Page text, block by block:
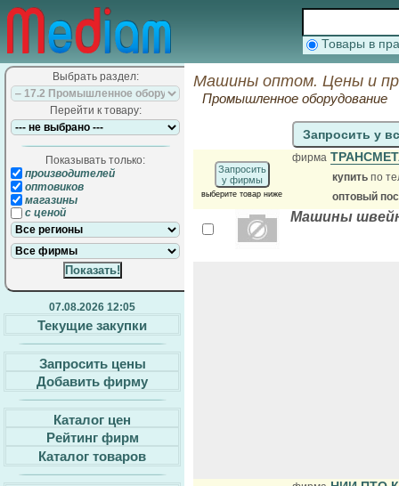
Товары в
Выбрать раздел:
Перейти к товару:
Показывать только:
производителей
оптовиков
магазины
с ценой
07.08.2026 12:05
Текущие закупки
Запросить цены
Добавить фирму
Каталог цен
Рейтинг фирм
Каталог товаров
Машины оптом. Цены и
Промышленное оборудование
Запросить у
Запросить
у фирмы
выберите товар ниже
фирма
купить по
оптовый
Машины